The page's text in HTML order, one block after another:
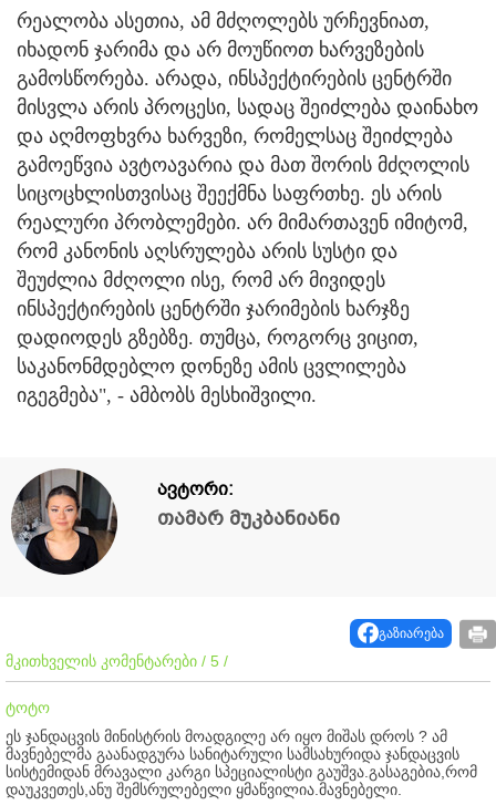
რეალობა ასეთია, ამ მძღოლებს ურჩევნიათ,
იხადონ ჯარიმა და არ მოუწიოთ ხარვეზების
გამოსწორება. არადა, ინსპექტირების ცენტრში
მისვლა არის პროცესი, სადაც შეიძლება დაინახო
და აღმოფხვრა ხარვეზი, რომელსაც შეიძლება
გამოეწვია ავტოავარია და მათ შორის მძღოლის
სიცოცხლისთვისაც შეექმნა საფრთხე. ეს არის
რეალური პრობლემები. არ მიმართავენ იმიტომ,
რომ კანონის აღსრულება არის სუსტი და
შეუძლია მძღოლი ისე, რომ არ მივიდეს
ინსპექტირების ცენტრში ჯარიმების ხარჯზე
დადიოდეს გზებზე. თუმცა, როგორც ვიცით,
საკანონმდებლო დონეზე ამის ცვლილება
იგეგმება", - ამბობს მესხიშვილი.
ავტორი:
თამარ მუკბანიანი
გაზიარება
მკითხველის კომენტარები / 5 /
ტოტო
ეს ჯანდაცვის მინისტრის მოადგილე არ იყო მიშას დროს ? ამ
მავნებელმა გაანადგურა სანიტარული სამსახურიდა ჯანდაცვის
სისტემიდან მრავალი კარგი სპეციალისტი გაუშვა.გასაგებია,რომ
დაუკვეთეს,ანუ შემსრულებელი ყმაწვილია.მავნებელი.